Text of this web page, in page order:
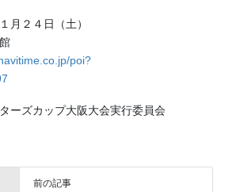
月２４日（土）
poi?
ーズカップ大阪大会実行委員会
前の記事